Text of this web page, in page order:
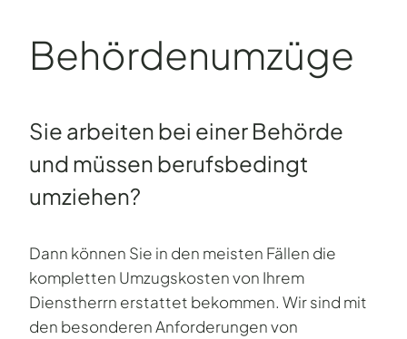
Behörden­umzüge
Sie arbeiten bei einer Behörde
und müssen berufsbedingt
umziehen?
Dann können Sie in den meisten Fällen die
kompletten Umzugskosten von Ihrem
Dienstherrn erstattet bekommen. Wir sind mit
den besonderen Anforderungen von